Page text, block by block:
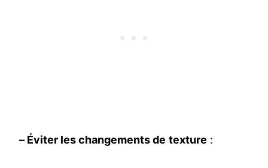
– Éviter les changements de texture :